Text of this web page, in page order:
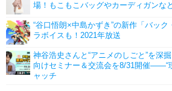
場！もこもこバッグやカーディガンな
“谷口悟朗×中島かずき”の新作「バッ
ラボイスも！2021年放送
神谷浩史さんと“アニメのしごと”を深
向けセミナー＆交流会を8/31開催――“
ャッチ